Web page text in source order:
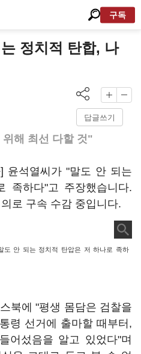
구독
정치적 탄합, 나
답글쓰기
해 최선 다할 것"
윤석열씨가 "말도 안 되는
족하다"고 주장했습니다.
로 구속 수감 중입니다.
도 안 되는 정치적 탄압은 저 하나로 족하
북에 "평생 몸담은 검찰을
령 선거에 출마할 때부터,
어섰음을 알고 있었다"며